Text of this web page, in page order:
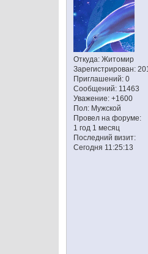
Откуда: Житомир
Зарегистрирован:
Приглашений: 0
Сообщений: 11463
Уважение: +1600
Пол: Мужской
Провел на форуме:
1 год 1 месяц
Последний визит:
Сегодня 11:25:13